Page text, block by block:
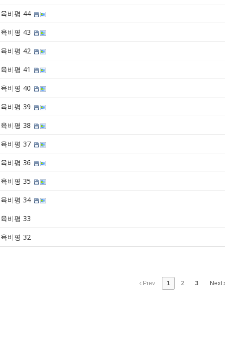
비평 44
비평 43
비평 42
비평 41
비평 40
비평 39
비평 38
비평 37
비평 36
비평 35
비평 34
비평 33
비평 32
Prev 1 2 3 Next